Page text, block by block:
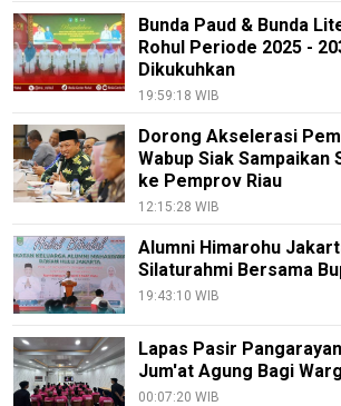
Bunda Paud & Bunda
Rohul Periode 2025 -
Dikukuhkan
19:59:18 WIB
Dorong Akselerasi
Wabup Siak Sampaikan
ke Pemprov Riau
12:15:28 WIB
Alumni Himarohu
Silaturahmi Bersama
19:43:10 WIB
Lapas Pasir
Jum'at Agung Bagi
00:07:20 WIB
Info
Rohul
Karir
Kode
Etik
Internal
KEJ
Disclaimer